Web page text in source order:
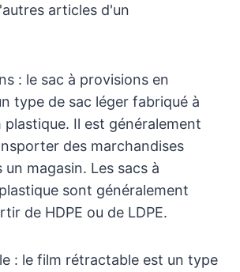
articles d'un
: le sac à provisions en
type de sac léger fabriqué à
plastique. Il est généralement
des marchandises
un magasin. Les sacs à
sont généralement
de HDPE ou de LDPE.
: le film rétractable est un type